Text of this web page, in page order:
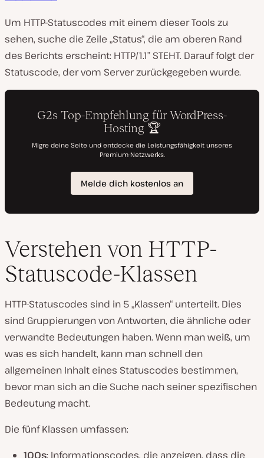
Um HTTP-Statuscodes mit einem dieser Tools zu
sehen, suche die Zeile „Status“, die am oberen Rand
des Berichts erscheint: HTTP/1.1″ STEHT. Darauf folgt der
Statuscode, der vom Server zurückgegeben wurde.
Verstehen von HTTP-
Statuscode-Klassen
HTTP-Statuscodes sind in 5 „Klassen“ unterteilt. Dies
sind Gruppierungen von Antworten, die ähnliche oder
verwandte Bedeutungen haben. Wenn man weiß, um
was es sich handelt, kann man schnell den
allgemeinen Inhalt eines Statuscodes bestimmen,
bevor man sich an die Suche nach seiner spezifischen
Bedeutung macht.
Die fünf Klassen umfassen:
100s: Informationscodes, die anzeigen, dass die